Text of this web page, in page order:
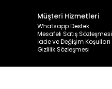
Müşteri Hizmetleri
Whatsapp Destek
Mesafeli Satış Sözleşmesi
İade ve Değişim Koşulları
Gizlilik Sözleşmesi